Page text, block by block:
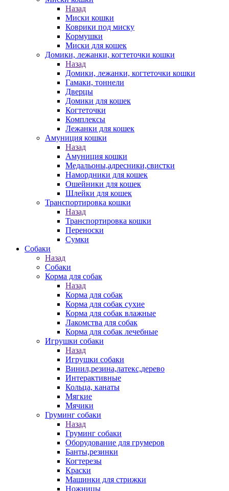
Назад
Миски кошки
Коврики под миску
Кормушки
Миски для кошек
Домики, лежанки, когтеточки кошки
Назад
Домики, лежанки, когтеточки кошки
Гамаки, тоннели
Дверцы
Домики для кошек
Когтеточки
Комплексы
Лежанки для кошек
Амуниция кошки
Назад
Амуниция кошки
Медальоны,адресники,свистки
Намордники для кошек
Ошейники для кошек
Шлейки для кошек
Транспортировка кошки
Назад
Транспортировка кошки
Переноски
Сумки
Собаки
Назад
Собаки
Корма для собак
Назад
Корма для собак
Корма для собак сухие
Корма для собак влажные
Лакомства для собак
Корма для собак лечебные
Игрушки собаки
Назад
Игрушки собаки
Винил,резина,латекс,дерево
Интерактивные
Кольца, канаты
Мягкие
Мячики
Груминг собаки
Назад
Груминг собаки
Оборудование для грумеров
Банты,резинки
Когтерезы
Краски
Машинки для стрижки
Ножницы